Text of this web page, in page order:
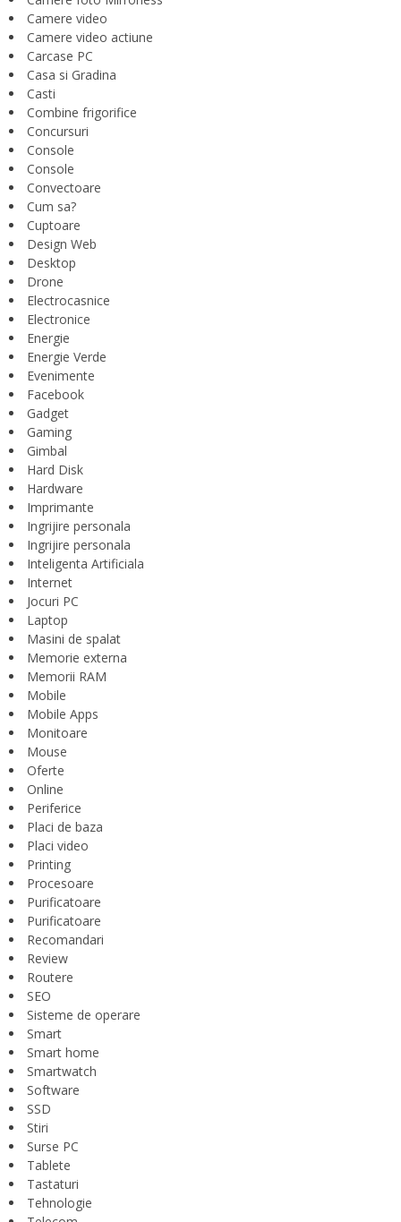
Camere video
Camere video actiune
Carcase PC
Casa si Gradina
Casti
Combine frigorifice
Concursuri
Console
Console
Convectoare
Cum sa?
Cuptoare
Design Web
Desktop
Drone
Electrocasnice
Electronice
Energie
Energie Verde
Evenimente
Facebook
Gadget
Gaming
Gimbal
Hard Disk
Hardware
Imprimante
Ingrijire personala
Ingrijire personala
Inteligenta Artificiala
Internet
Jocuri PC
Laptop
Masini de spalat
Memorie externa
Memorii RAM
Mobile
Mobile Apps
Monitoare
Mouse
Oferte
Online
Periferice
Placi de baza
Placi video
Printing
Procesoare
Purificatoare
Purificatoare
Recomandari
Review
Routere
SEO
Sisteme de operare
Smart
Smart home
Smartwatch
Software
SSD
Stiri
Surse PC
Tablete
Tastaturi
Tehnologie